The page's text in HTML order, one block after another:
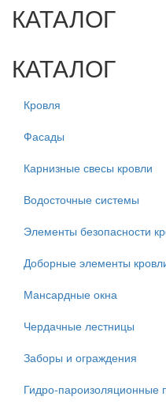
КАТАЛОГ
КАТАЛОГ
Кровля
Фасады
Карнизные свесы кровли
Водосточные системы
Элементы безопасности
Доборные элементы
Мансардные окна
Чердачные лестницы
Заборы и ограждения
Гидро-пароизоляционные